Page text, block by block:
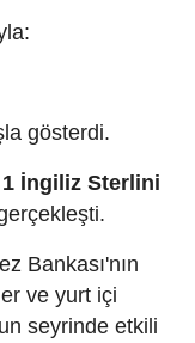
gösterdi.
1 İngiliz Sterlini
Bankası'nın
ve yurt içi
seyrinde etkili